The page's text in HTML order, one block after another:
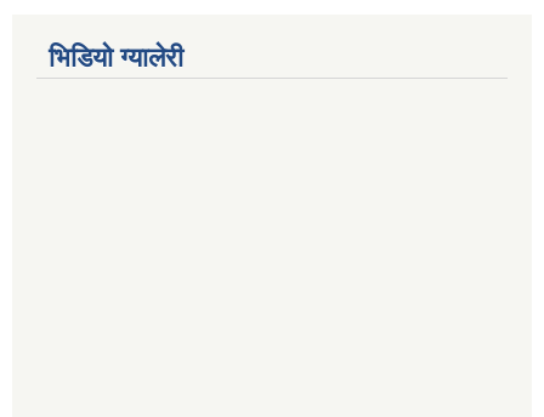
भिडियाे ग्यालेरी